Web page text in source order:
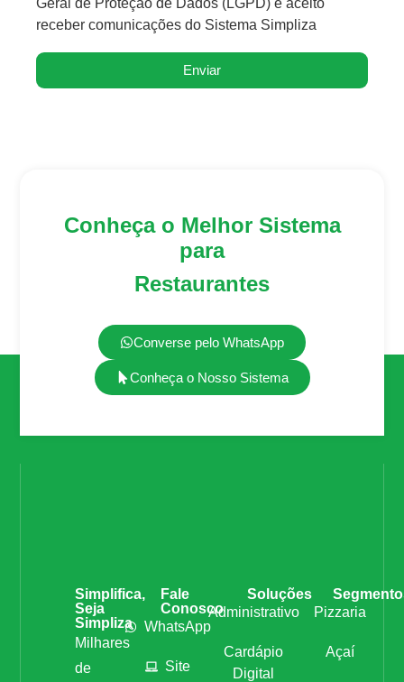
receber comunicações do Sistema Simpliza
Enviar
Conheça o Melhor Sistema
para
Restaurantes
Converse pelo WhatsApp
Conheça o Nosso Sistema
Simplifica,
Seja
Simpliza
Milhares
de
Fale
Conosco
WhatsApp
Site
Soluções
Administrativo
Cardápio
Digital
Pizzaria
Açaí